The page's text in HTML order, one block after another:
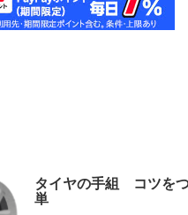
タイヤの手組 コツを
単